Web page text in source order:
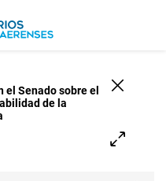
el Senado sobre el
de la